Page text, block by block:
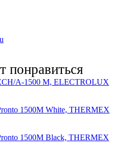
понравиться
A-1500 M, ELECTROLUX
1500M White, THERMEX
1500M Black, THERMEX